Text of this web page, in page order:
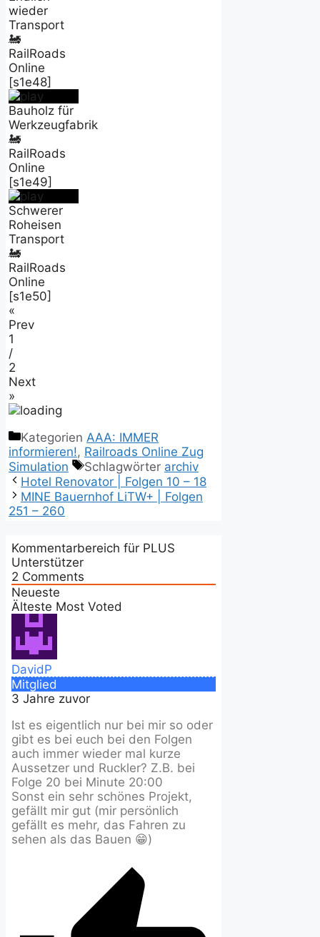
wieder
Transport
🚂
RailRoads
Online
[s1e48]
Bauholz für
Werkzeugfabrik
🚂
RailRoads
Online
[s1e49]
Schwerer
Roheisen
Transport
🚂
RailRoads
Online
[s1e50]
«
Prev
1
/
2
Next
»
Kategorien AAA: IMMER
informieren!, Railroads Online Zug
Simulation
Schlagwörter archiv
Hotel Renovator | Folgen 10 – 18
MINE Bauernhof LiTW+ | Folgen
251 – 260
Kommentarbereich für PLUS
Unterstützer
2 Comments
Neueste
Älteste Most Voted
DavidP
Mitglied
3 Jahre zuvor
Ist es eigentlich nur bei mir so oder
gibt es bei euch bei den Folgen
auch immer wieder mal kurze
Aussetzer und Ruckler? Z.B. bei
Folge 20 bei Minute 20:00
Sonst ein sehr schönes Projekt,
gefällt mir gut (mir persönlich
gefällt es mehr, das Fahren zu
sehen als das Bauen 😁)